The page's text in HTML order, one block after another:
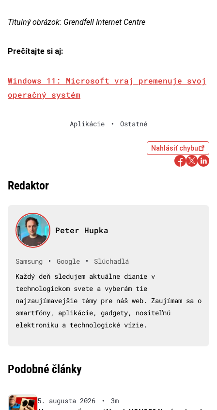
Titulný obrázok: Grendfell Internet Centre
Prečítajte si aj:
Windows 11: Microsoft vraj premenuje svoj
operačný systém
Aplikácie • Ostatné
Nahlásiť chybu
Redaktor
Peter Hupka
Samsung • Google •
Slúchadlá
Každý deň sledujem aktuálne dianie v
technologickom svete a vyberám tie
najzaujímavejšie témy pre náš web. Zaujímam sa o
smartfóny, aplikácie, gadgety, nositeľnú
elektroniku a technologické vízie.
Podobné články
5. augusta 2026 •
3m